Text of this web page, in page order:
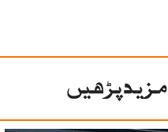
مزید پڑھیں